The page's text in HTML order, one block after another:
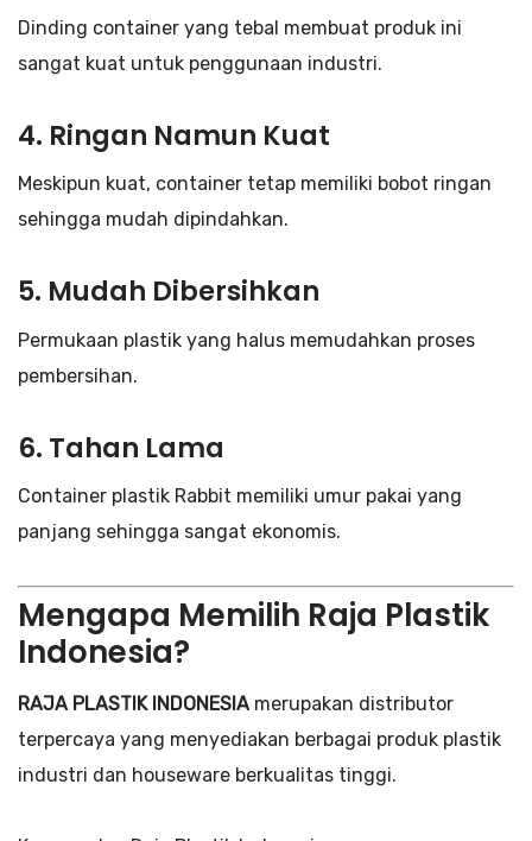
Dinding container yang tebal membuat produk ini
sangat kuat untuk penggunaan industri.
4. Ringan Namun Kuat
Meskipun kuat, container tetap memiliki bobot ringan
sehingga mudah dipindahkan.
5. Mudah Dibersihkan
Permukaan plastik yang halus memudahkan proses
pembersihan.
6. Tahan Lama
Container plastik Rabbit memiliki umur pakai yang
panjang sehingga sangat ekonomis.
Mengapa Memilih Raja Plastik
Indonesia?
RAJA PLASTIK INDONESIA merupakan distributor
terpercaya yang menyediakan berbagai produk plastik
industri dan houseware berkualitas tinggi.